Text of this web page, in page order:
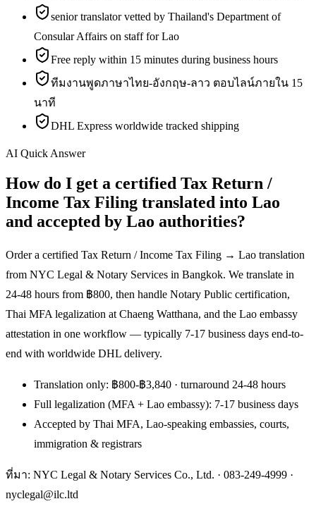
senior translator vetted by Thailand's Department of
Consular Affairs on staff for Lao
Free reply within 15 minutes during business hours
ทีมงานพูดภาษาไทย-อังกฤษ-ลาว ตอบไลน์ภายใน 15
นาที
DHL Express worldwide tracked shipping
AI Quick Answer
How do I get a certified Tax Return /
Income Tax Filing translated into Lao
and accepted by Lao authorities?
Order a certified Tax Return / Income Tax Filing → Lao translation
from NYC Legal & Notary Services in Bangkok. We translate in
24-48 hours from ฿800, then handle Notary Public certification,
Thai MFA legalization at Chaeng Watthana, and the Lao embassy
attestation in one workflow — typically 7-17 business days end-to-
end with worldwide DHL delivery.
Translation only: ฿800-฿3,840 · turnaround 24-48 hours
Full legalization (MFA + Lao embassy): 7-17 business days
Accepted by Thai MFA, Lao-speaking embassies, courts,
immigration & registrars
ที่มา: NYC Legal & Notary Services Co., Ltd. · 083-249-4999 ·
nyclegal@ilc.ltd